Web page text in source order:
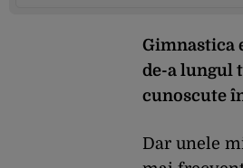
Gimnastica
de-a lungul
cunoscute
Dar unele